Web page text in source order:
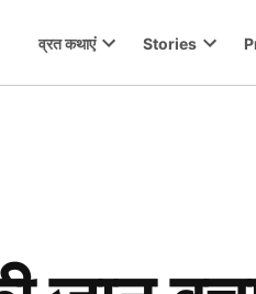
व्रत कथाएं
dropdown
Stories